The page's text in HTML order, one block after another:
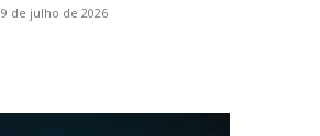
9 de julho de 2026